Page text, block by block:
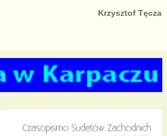
Krzysztof Tęcza